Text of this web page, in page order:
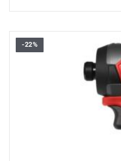
Zakrętarka udarowa od
z mocnym udarem,
oraz wykręcanie śrub,
majsterkowiczów.
Kup produkt objęty
zarejestruj fakturę i odbierz
Promocja wyłącznie dla
Sprawdź szczegóły
-22%